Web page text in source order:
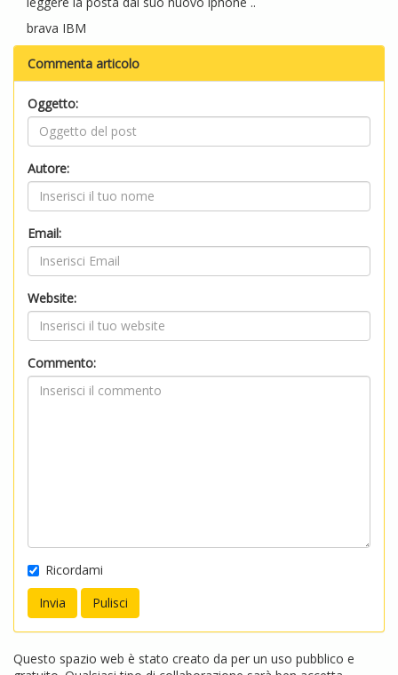
brava IBM
Commenta articolo
Oggetto:
Autore:
Email:
Website:
Commento:
Ricordami
Questo spazio web è stato creato da per un uso pubblico e